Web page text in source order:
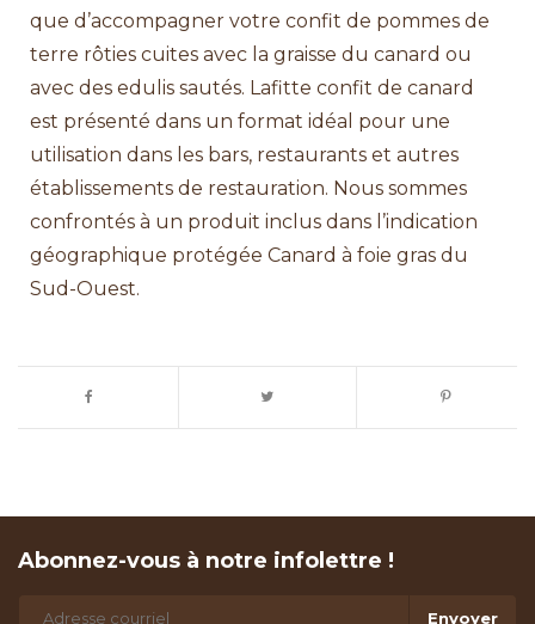
que d’accompagner votre confit de pommes de
terre rôties cuites avec la graisse du canard ou
avec des edulis sautés. Lafitte confit de canard
est présenté dans un format idéal pour une
utilisation dans les bars, restaurants et autres
établissements de restauration. Nous sommes
confrontés à un produit inclus dans l’indication
géographique protégée Canard à foie gras du
Sud-Ouest.
Abonnez-vous à notre infolettre !
Envoyer